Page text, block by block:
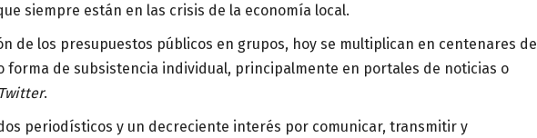
siempre están en las crisis de la economía local.
de los presupuestos públicos en grupos, hoy se multiplican en centenares de
forma de subsistencia individual, principalmente en portales de noticias o
Twitter.
periodísticos y un decreciente interés por comunicar, transmitir y